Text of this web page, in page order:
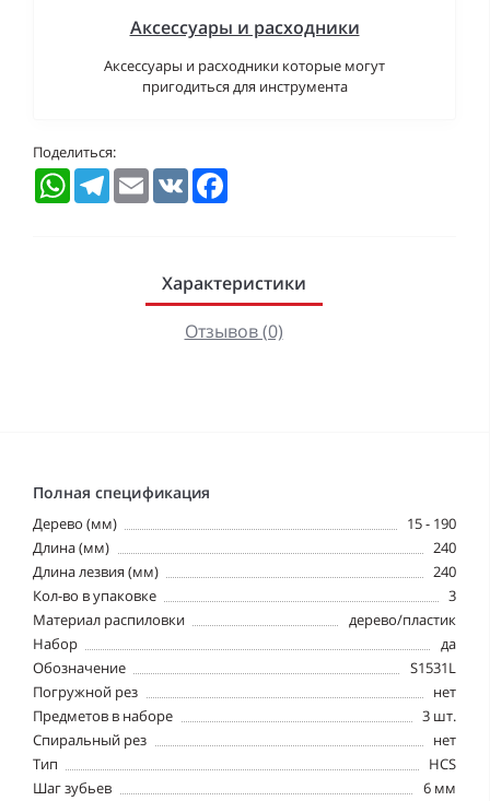
Аксессуары и расходники
Аксессуары и расходники которые могут
пригодиться для инструмента
Поделиться:
WhatsAppTelegramEmail VK
Характеристики
Отзывов (0)
Полная спецификация
Дерево (мм)
15 - 190
Длина (мм)
240
Длина лезвия (мм)
240
Кол-во в упаковке
3
Материал распиловки
дерево/пластик
Набор
да
Обозначение
S1531L
Погружной рез
нет
Предметов в наборе
3 шт.
Спиральный рез
нет
Тип
HCS
Шаг зубьев
6 мм